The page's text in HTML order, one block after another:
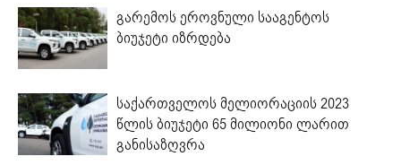
გარემოს ეროვნული სააგენტოს
ბიუჯეტი იზრდება
საქართველოს მელიორაციის 2023
წლის ბიუჯეტი 65 მილიონი ლარით
განისაზღვრა